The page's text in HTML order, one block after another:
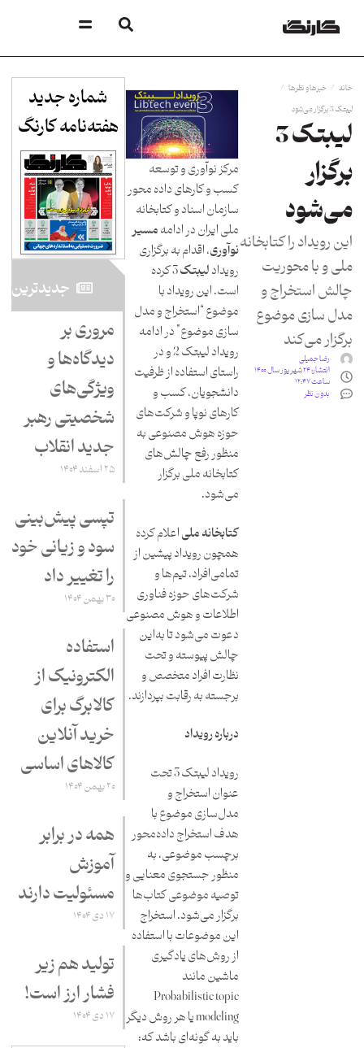
خانه / خبرها و نظرها /
لیبتک 3 برگزار می‌شود
لیبتک 3
برگزار
می‌شود
این رویداد را کتابخانه
ملی و با محوریت
چالش استخراج و
مدل سازی موضوع
برگزار می‌کند
رضا جمیلی
انتشار:
۲۴ شهریور سال ۱۴۰۰
ساعت ۱۲:۴۷
بدون نظر
مرکز نوآوری و توسعه
کسب و کارهای داده محور
سازمان اسناد و کتابخانه
ملی ‌ایران در ادامهمسیر
نوآوری، اقدام به برگزاری
رویدادلیبتک 3 کرده
است. ‌این رویداد با
موضوع “استخراج و مدل
سازی موضوع” در ادامه
رویداد لیبتک 2 و در
راستای استفاده از ظرفیت
دانشجویان، کسب و
کارهای نوپا و شرکت‌های
حوزه هوش مصنوعی به
منظور رفع چالش‌های
کتابخانه ملی برگزار
می‌شود.
کتابخانه ملیاعلام کرده
همچون رویداد پیشین از
تمامی‌افراد، تیم‌ها و
شرکت‌های حوزه فناوری
اطلاعات و هوش مصنوعی
دعوت می‌شود تا به‌این
چالش پیوسته و تحت
نظارت افراد متخصص و
برجسته به رقابت بپردازند.
درباره رویداد
رویداد لیبتک 3 تحت
عنوان استخراج و
مدل‌سازی موضوع با
هدف استخراج داده‌محور
برچسب موضوعی، به
منظور جستجوی معنایی و
توصیه موضوعی کتاب‌ها
برگزار می‌شود. استخراج
‌این موضوعات با استفاده
از روش‌های یادگیری
ماشین مانند
Probabilistic topic
modeling یا هر روش دیگر
باید به گونه‌ای باشد که:
شماره جدید
هفته‌نامه کارنگ​
جدید‌ترین
مروری بر
دیدگاه‌ها و
ویژگی‌های
شخصیتی رهبر
جدید انقلاب
۲۵ اسفند ۱۴۰۴
تپسی پیش‌بینی
سود و زیانی خود
را تغییر داد
۳۰ بهمن ۱۴۰۴
استفاده
الکترونیک از
کالابرگ برای
خرید آنلاین
کالاهای اساسی
۲۰ بهمن ۱۴۰۴
همه در برابر
آموزش
مسئولیت دارند
۱۷ دی ۱۴۰۴
تولید هم زیر
فشار ارز است!
۱۷ دی ۱۴۰۴